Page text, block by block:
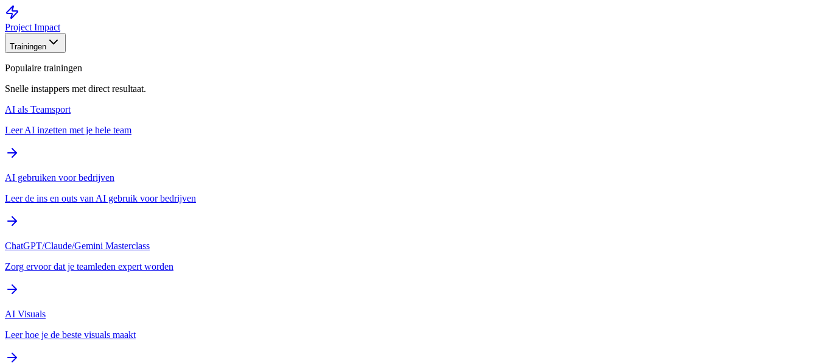
Project Impact
Trainingen
Populaire trainingen
Snelle instappers met direct resultaat.
AI als Teamsport
Leer AI inzetten met je hele team
AI gebruiken voor bedrijven
Leer de ins en outs van AI gebruik voor bedrijven
ChatGPT/Claude/Gemini Masterclass
Zorg ervoor dat je teamleden expert worden
AI Visuals
Leer hoe je de beste visuals maakt